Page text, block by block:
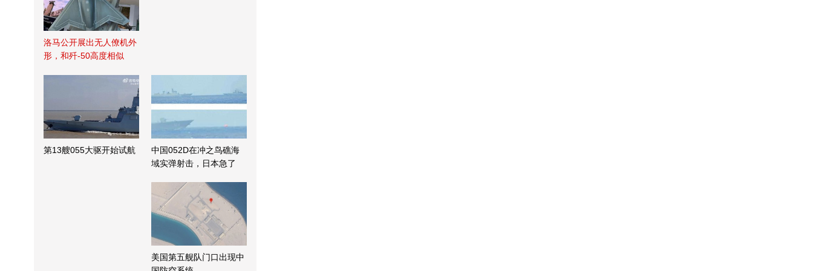
洛马公开展出无人僚机外
形，和歼-50高度相似
第13艘055大驱开始试航
中国052D在冲之鸟礁海
域实弹射击，日本急了
美国第五舰队门口出现中